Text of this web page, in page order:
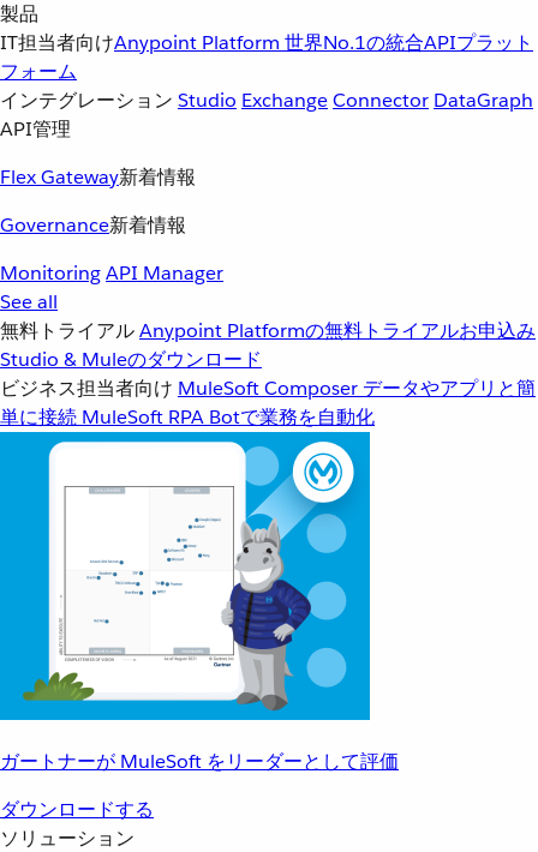
製品
IT担当者向けAnypoint Platform 世界No.1の統合APIプラット
フォーム
インテグレーション Studio ExchangeConnector DataGraph
API管理
Flex Gateway新着情報
Governance新着情報
MonitoringAPI Manager
See all
無料トライアルAnypoint Platformの無料トライアルお申込み
Studio & Muleのダウンロード
ビジネス担当者向け MuleSoft Composer データやアプリと簡
単に接続 MuleSoft RPA Botで業務を自動化
ガートナーが MuleSoft をリーダーとして評価
ダウンロードする
ソリューション